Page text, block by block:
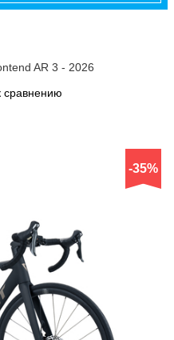
AR 3 - 2026
сравнению
-35%